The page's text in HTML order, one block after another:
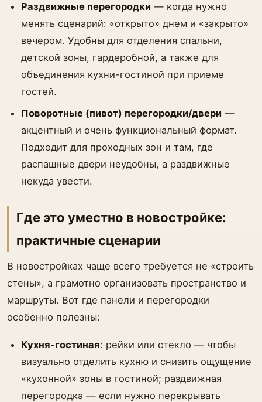
Раздвижные перегородки — когда нужно
менять сценарий: «открыто» днем и «закрыто»
вечером. Удобны для отделения спальни,
детской зоны, гардеробной, а также для
объединения кухни-гостиной при приеме
гостей.
Поворотные (пивот) перегородки/двери —
акцентный и очень функциональный формат.
Подходит для проходных зон и там, где
распашные двери неудобны, а раздвижные
некуда увести.
Где это уместно в новостройке:
практичные сценарии
В новостройках чаще всего требуется не «строить
стены», а грамотно организовать пространство и
маршруты. Вот где панели и перегородки
особенно полезны:
Кухня-гостиная: рейки или стекло — чтобы
визуально отделить кухню и снизить ощущение
«кухонной» зоны в гостиной; раздвижная
перегородка — если нужно перекрывать